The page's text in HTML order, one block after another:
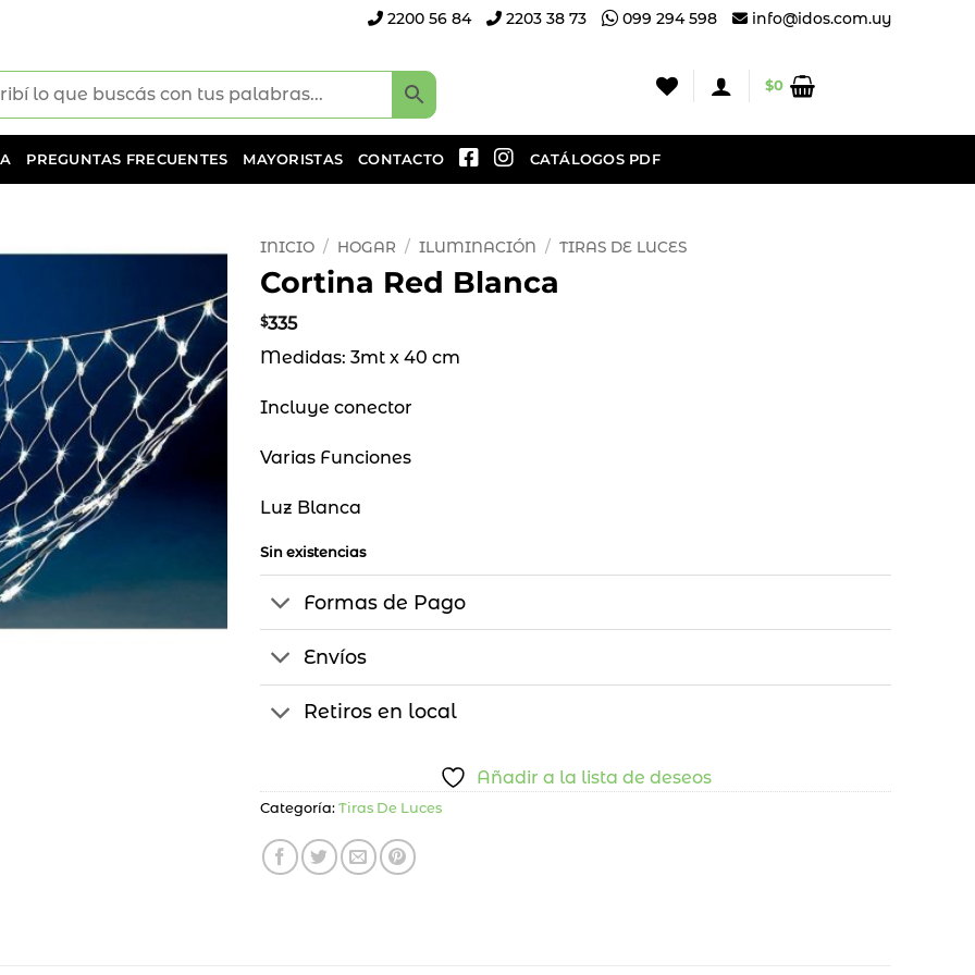
2200 56 84 2203 38 73 099 294 598 info@idos.com.uy
$0
PREGUNTAS FRECUENTES MAYORISTAS CONTACTO CATÁLOGOS PDF
Añadir
a la
lista
de
deseos
INICIO / HOGAR / ILUMINACIÓN / TIRAS DE LUCES
Cortina Red Blanca
$335
Medidas: 3mt x 40 cm
Incluye conector
Varias Funciones
Luz Blanca
Sin existencias
Formas de Pago
Envíos
Retiros en local
Añadir a la lista de deseos
Categoría: Tiras De Luces